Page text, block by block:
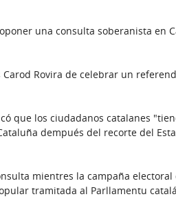
una consulta soberanista en
Rovira de celebrar un
que los ciudadanos catalanes
dempués del recorte del
mientres la campaña electoral
tramitada al Parllamentu